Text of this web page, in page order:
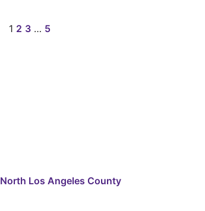
1 2 3 … 5
North Los Angeles County